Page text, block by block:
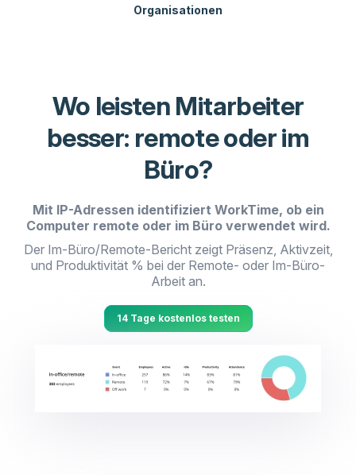
Organisationen
Wo leisten Mitarbeiter
besser: remote oder im
Büro?
Mit IP-Adressen identifiziert WorkTime, ob ein
Computer remote oder im Büro verwendet wird.
Der Im-Büro/Remote-Bericht zeigt Präsenz, Aktivzeit,
und Produktivität % bei der Remote- oder Im-Büro-
Arbeit an.
14 Tage kostenlos testen